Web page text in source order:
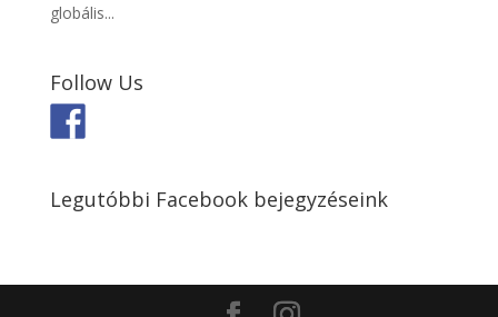
globális...
Follow Us
Legutóbbi Facebook bejegyzéseink